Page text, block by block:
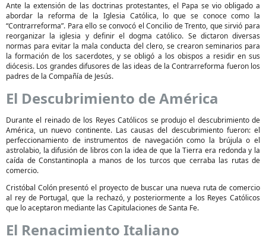
Ante la extensión de las doctrinas protestantes, el Papa se vio obligado a
abordar la reforma de la Iglesia Católica, lo que se conoce como la
“Contrarreforma”. Para ello se convocó el Concilio de Trento, que sirvió para
reorganizar la iglesia y definir el dogma católico. Se dictaron diversas
normas para evitar la mala conducta del clero, se crearon seminarios para
la formación de los sacerdotes, y se obligó a los obispos a residir en sus
diócesis. Los grandes difusores de las ideas de la Contrarreforma fueron los
padres de la Compañía de Jesús.
El Descubrimiento de América
Durante el reinado de los Reyes Católicos se produjo el descubrimiento de
América, un nuevo continente. Las causas del descubrimiento fueron: el
perfeccionamiento de instrumentos de navegación como la brújula o el
astrolabio, la difusión de libros con la idea de que la Tierra era redonda y la
caída de Constantinopla a manos de los turcos que cerraba las rutas de
comercio.
Cristóbal Colón presentó el proyecto de buscar una nueva ruta de comercio
al rey de Portugal, que la rechazó, y posteriormente a los Reyes Católicos
que lo aceptaron mediante las Capitulaciones de Santa Fe.
El Renacimiento Italiano